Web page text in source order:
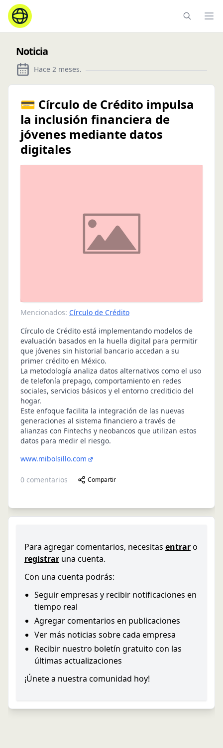
Noticia
Hace 2 meses.
💳 Círculo de Crédito impulsa
la inclusión financiera de
jóvenes mediante datos
digitales
Mencionados: Círculo de Crédito
Círculo de Crédito está implementando modelos de
evaluación basados en la huella digital para permitir
que jóvenes sin historial bancario accedan a su
primer crédito en México.
La metodología analiza datos alternativos como el uso
de telefonía prepago, comportamiento en redes
sociales, servicios básicos y el entorno crediticio del
hogar.
Este enfoque facilita la integración de las nuevas
generaciones al sistema financiero a través de
alianzas con Fintechs y neobancos que utilizan estos
datos para medir el riesgo.
www.mibolsillo.com
0 comentarios Compartir
Para agregar comentarios, necesitas entraro
registrar una cuenta.
Con una cuenta podrás:
Seguir empresas y recibir notificaciones en
tiempo real
Agregar comentarios en publicaciones
Ver más noticias sobre cada empresa
Recibir nuestro boletín gratuito con las
últimas actualizaciones
¡Únete a nuestra comunidad hoy!